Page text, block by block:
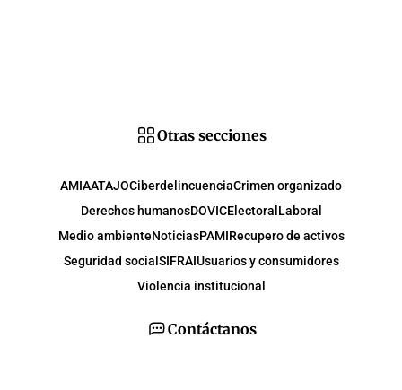
Contáctanos
Otras secciones
AMIAATAJOCiberdelincuenciaCrimen organizado
Derechos humanosDOVICElectoral Laboral
Medio ambienteNoticiasPAMIRecupero de activos
Seguridad social SIFRAIUsuarios y consumidores
Violencia institucional